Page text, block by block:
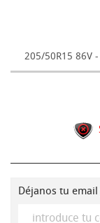
205/50R15 86V
Déjanos tu